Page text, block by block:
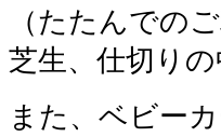
（たたんでの
芝生、仕切りの
また、ベビー